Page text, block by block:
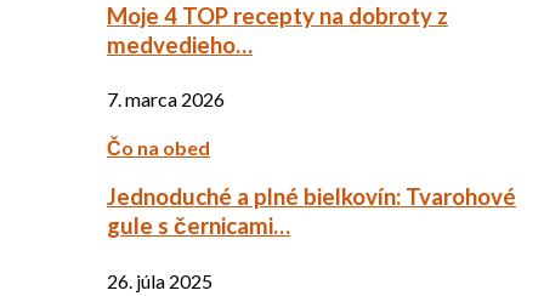
Moje 4 TOP recepty na dobroty z
medvedieho…
7. marca 2026
Čo na obed
Jednoduché a plné bielkovín: Tvarohové
gule s černicami…
26. júla 2025